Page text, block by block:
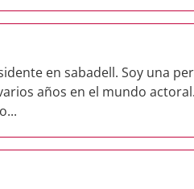
en sabadell. Soy una
años en el mundo